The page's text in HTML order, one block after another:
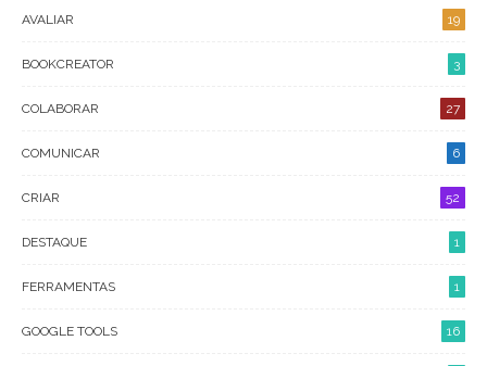
AVALIAR 19
BOOKCREATOR 3
COLABORAR 27
COMUNICAR 6
CRIAR 52
DESTAQUE 1
FERRAMENTAS 1
GOOGLE TOOLS 16